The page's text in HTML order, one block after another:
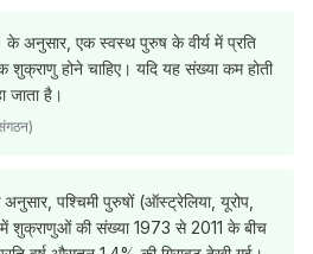
अनुसार, एक स्वस्थ पुरुष के वीर्य में प्रति
शुक्राणु होने चाहिए। यदि यह संख्या कम होती
जाता है।
पश्चिमी पुरुषों (ऑस्ट्रेलिया, यूरोप,
में शुक्राणुओं की संख्या 1973 से 2011 के बीच